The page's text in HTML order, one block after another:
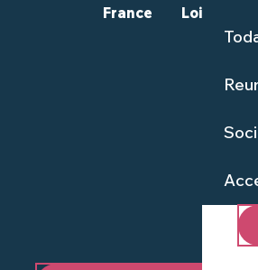
France
Loire-